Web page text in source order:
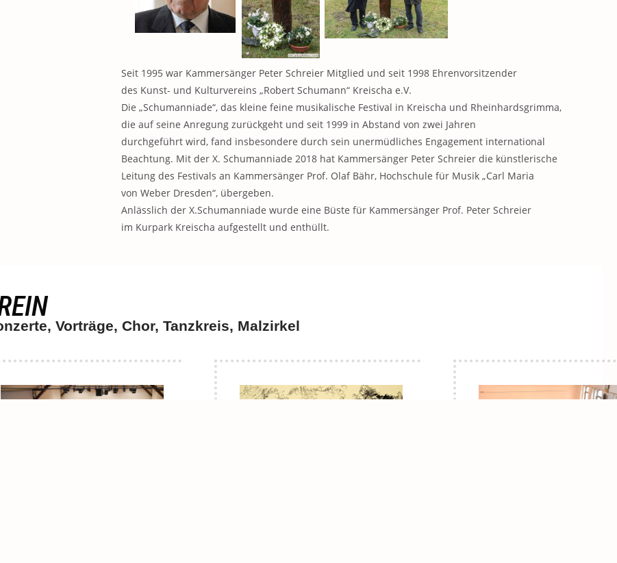
Seit 1995 war Kammersänger Peter Schreier Mitglied und seit 1998 Ehrenvorsitzender
des Kunst- und Kulturvereins „Robert Schumann“ Kreischa e.V.
Die „Schumanniade“, das kleine feine musikalische Festival in Kreischa und Rheinhardsgrimma,
die auf seine Anregung zurückgeht und seit 1999 in Abstand von zwei Jahren
durchgeführt wird, fand insbesondere durch sein unermüdliches Engagement international
Beachtung. Mit der X. Schumanniade 2018 hat Kammersänger Peter Schreier die künstlerische
Leitung des Festivals an Kammersänger Prof. Olaf Bähr, Hochschule für Musik „Carl Maria
von Weber Dresden“, übergeben.
Anlässlich der X.Schumanniade wurde eine Büste für Kammersänger Prof. Peter Schreier
im Kurpark Kreischa aufgestellt und enthüllt.
Vorträge, Chor, Tanzkreis, Malzirkel